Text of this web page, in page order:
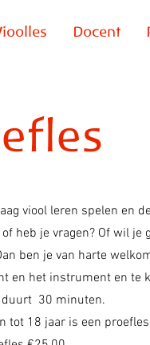
Docent
viool leren spelen en
heb je vragen? Of wil je
ben je van harte
en het instrument en te
duurt 30 minuten.
tot 18 jaar is een